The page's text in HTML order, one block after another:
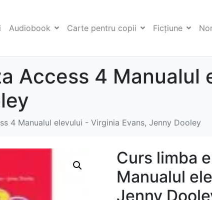
Audiobook Carte pentru copii Ficţiune
Access 4 Manualul
4 Manualul elevului - Virginia Evans, Jenny Dooley
Curs limba
Manualul
Jenny